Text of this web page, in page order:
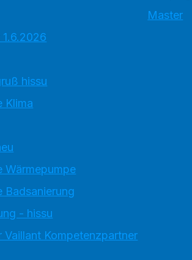
hissu
Klima
Wärmepumpe
Badsanierung
- hissu
Vaillant Kompetenzpartner
Master